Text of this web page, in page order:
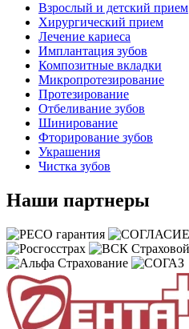
Взрослый и детский прием
Хирургический прием
Лечение кариеса
Имплантация зубов
Композитные вкладки
Микропротезирование
Протезирование
Отбеливание зубов
Шинирование
Фторирование зубов
Украшения
Чистка зубов
Наши партнеры